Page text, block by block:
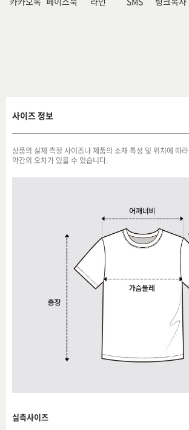
사이즈 정보
상품의 실제 측정 사이즈나 제품의 소재 특성 및 위치에 따라
약간의 오차가 있을 수 있습니다.
실측사이즈